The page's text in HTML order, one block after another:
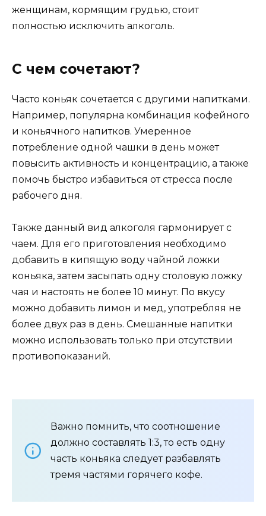
женщинам, кормящим грудью, стоит
полностью исключить алкоголь.
С чем сочетают?
Часто коньяк сочетается с другими напитками.
Например, популярна комбинация кофейного
и коньячного напитков. Умеренное
потребление одной чашки в день может
повысить активность и концентрацию, а также
помочь быстро избавиться от стресса после
рабочего дня.
Также данный вид алкоголя гармонирует с
чаем. Для его приготовления необходимо
добавить в кипящую воду чайной ложки
коньяка, затем засыпать одну столовую ложку
чая и настоять не более 10 минут. По вкусу
можно добавить лимон и мед, употребляя не
более двух раз в день. Смешанные напитки
можно использовать только при отсутствии
противопоказаний.
Важно помнить, что соотношение
должно составлять 1:3, то есть одну
часть коньяка следует разбавлять
тремя частями горячего кофе.